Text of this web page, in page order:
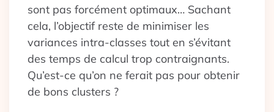
sont pas forcément optimaux… Sachant
cela, l’objectif reste de minimiser les
variances intra-classes tout en s’évitant
des temps de calcul trop contraignants.
Qu’est-ce qu’on ne ferait pas pour obtenir
de bons clusters ?